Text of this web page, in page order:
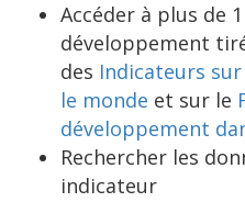
Accéder à plus de
développement
des Indicateurs
le monde et sur le
développement
Rechercher les
indicateur